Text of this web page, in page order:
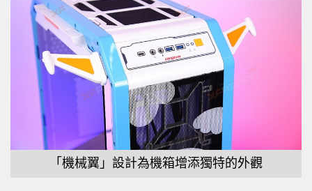
「機械翼」設計為機箱增添獨特的外觀